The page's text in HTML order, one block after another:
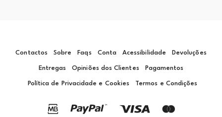
Contactos Sobre Faqs Conta Acessibilidade Devoluções
Entregas Opiniões dos Clientes Pagamentos
Política de Privacidade e Cookies Termos e Condições